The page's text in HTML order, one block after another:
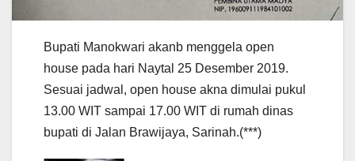
Bupati Manokwari akanb menggela open
house pada hari Naytal 25 Desember 2019.
Sesuai jadwal, open house akna dimulai pukul
13.00 WIT sampai 17.00 WIT di rumah dinas
bupati di Jalan Brawijaya, Sarinah.(***)